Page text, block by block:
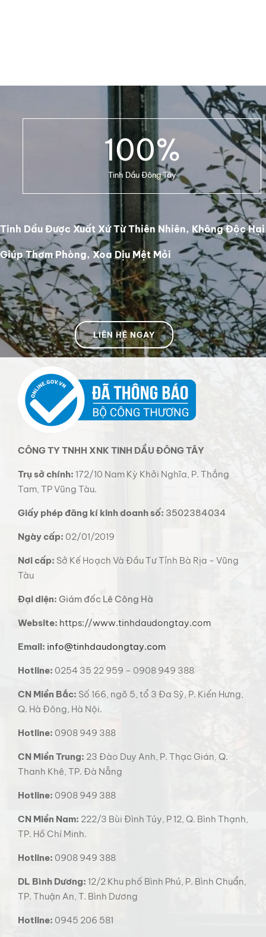
100%
Tinh Dầu Đông Tây
Tinh Dầu Được Xuất Xứ Từ Thiên Nhiên, Không Độc Hại
Giúp Thơm Phòng, Xoa Dịu Mệt Mỏi
LIÊN HỆ NGAY
CÔNG TY TNHH XNK TINH DẦU ĐÔNG TÂY
Trụ sở chính: 172/10 Nam Kỳ Khởi Nghĩa, P. Thắng
Tam, TP Vũng Tàu.
Giấy phép đăng kí kinh doanh số: 3502384034
Ngày cấp: 02/01/2019
Nơi cấp: Sở Kế Hoạch Và Đầu Tư Tỉnh Bà Rịa - Vũng
Tàu
Đại diện: Giám đốc Lê Công Hà
Website: https://www.tinhdaudongtay.com
Email: info@tinhdaudongtay.com
Hotline: 0254 35 22 959 – 0908 949 388
CN Miền Bắc: Số 166, ngõ 5, tổ 3 Đa Sỹ, P. Kiến Hưng,
Q. Hà Đông, Hà Nội.
Hotline: 0908 949 388
CN Miền Trung: 23 Đào Duy Anh, P. Thạc Gián, Q.
Thanh Khê, TP. Đà Nẵng
Hotline: 0908 949 388
CN Miền Nam: 222/3 Bùi Đình Túy, P 12, Q. Bình Thạnh,
TP. Hồ Chí Minh.
Hotline: 0908 949 388
DL Bình Dương: 12/2 Khu phố Bình Phú, P. Bình Chuẩn,
TP. Thuận An, T. Bình Dương
Hotline: 0945 206 581